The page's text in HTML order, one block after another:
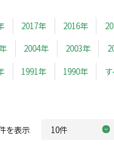
2017年 2016年
2004年 2003年
1991年 1990年
を表示